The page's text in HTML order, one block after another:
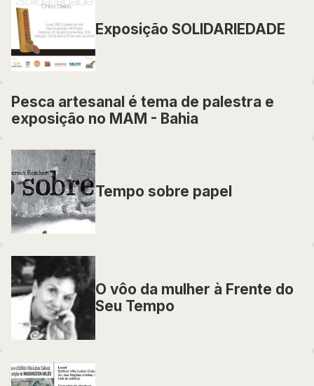
Exposição SOLIDARIEDADE
Pesca artesanal é tema de palestra e
exposição no MAM - Bahia
Tempo sobre papel
O vôo da mulher à Frente do
Seu Tempo